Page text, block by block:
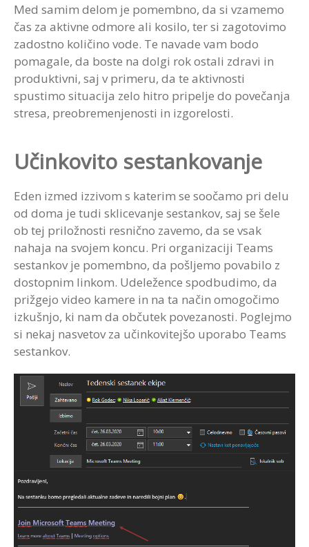
Med samim delom je pomembno, da si vzamemo
čas za aktivne odmore ali kosilo, ter si zagotovimo
zadostno količino vode. Te navade vam bodo
pomagale, da boste na dolgi rok ostali zdravi in
produktivni, saj v primeru, da te aktivnosti
spustimo situacija zelo hitro pripelje do povečanja
stresa, preobremenjenosti in izgorelosti.
Učinkovito sestankovanje
Eden izmed izzivom s katerim se soočamo pri delu
od doma je tudi sklicevanje sestankov, saj se šele
ob tej priložnosti resnično zavemo, da se vsak
nahaja na svojem koncu. Pri organizaciji Teams
sestankov je pomembno, da pošljemo povabilo z
dostopnim linkom. Udeležence spodbudimo, da
prižgejo video kamere in na ta način omogočimo
izkušnjo, ki nam da občutek povezanosti. Poglejmo
si nekaj nasvetov za učinkovitejšo uporabo Teams
sestankov.